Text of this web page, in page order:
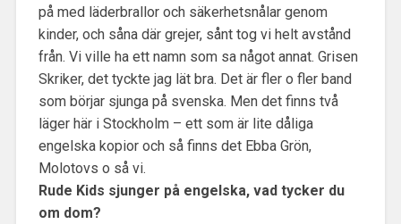
på med läderbrallor och säkerhetsnålar genom
kinder, och såna där grejer, sånt tog vi helt avstånd
från. Vi ville ha ett namn som sa något annat. Grisen
Skriker, det tyckte jag lät bra. Det är fler o fler band
som börjar sjunga på svenska. Men det finns två
läger här i Stockholm – ett som är lite dåliga
engelska kopior och så finns det Ebba Grön,
Molotovs o så vi.
Rude Kids sjunger på engelska, vad tycker du
om dom?